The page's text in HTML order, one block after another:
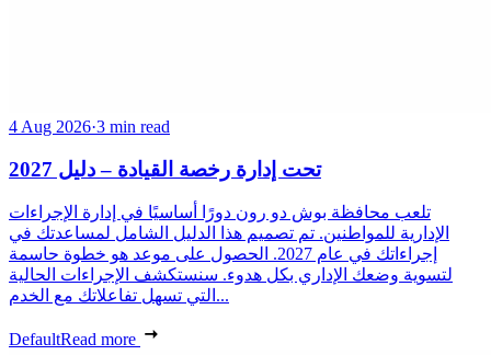
4 Aug 2026·3 min read
تحت إدارة رخصة القيادة – دليل 2027
تلعب محافظة بوش دو رون دورًا أساسيًا في إدارة الإجراءات
الإدارية للمواطنين. تم تصميم هذا الدليل الشامل لمساعدتك في
إجراءاتك في عام 2027. الحصول على موعد هو خطوة حاسمة
لتسوية وضعك الإداري بكل هدوء. سنستكشف الإجراءات الحالية
التي تسهل تفاعلاتك مع الخدم...
DefaultRead more